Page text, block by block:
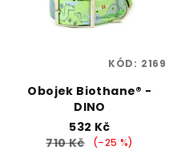
Obojek Biothane® -
DINO
532 Kč
710 Kč
(–25 %)
KÓD: 2169